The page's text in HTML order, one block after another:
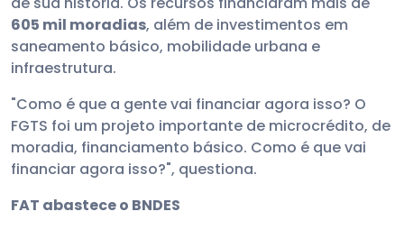
605 mil moradias, além de investimentos em
saneamento básico, mobilidade urbana e
infraestrutura.
"Como é que a gente vai financiar agora isso? O
FGTS foi um projeto importante de microcrédito, de
moradia, financiamento básico. Como é que vai
financiar agora isso?", questiona.
FAT abastece o BNDES